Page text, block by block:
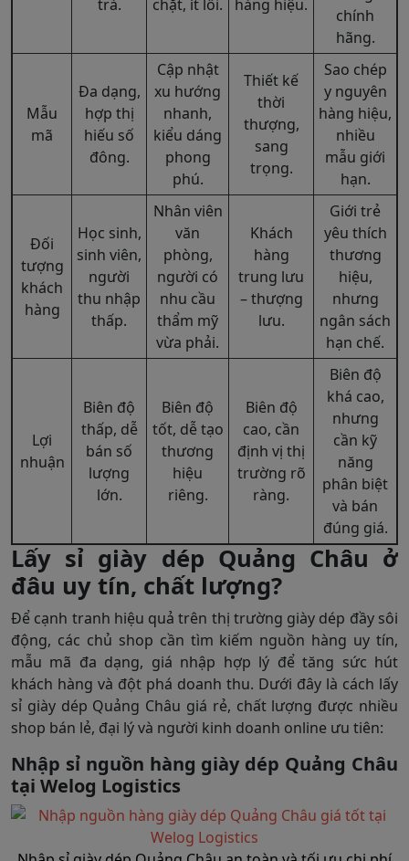
trà.
chặt, ít lỗi.
hàng hiệu.
chính
hãng.
Mẫu
mã
Đa dạng,
hợp thị
hiếu số
đông.
Cập nhật
xu hướng
nhanh,
kiểu dáng
phong
phú.
Thiết kế
thời
thượng,
sang
trọng.
Sao chép
y nguyên
hàng hiệu,
nhiều
mẫu giới
hạn.
Đối
tượng
khách
hàng
Học sinh,
sinh viên,
người
thu nhập
thấp.
Nhân viên
văn
phòng,
người có
nhu cầu
thẩm mỹ
vừa phải.
Khách
hàng
trung lưu
– thượng
lưu.
Giới trẻ
yêu thích
thương
hiệu,
nhưng
ngân sách
hạn chế.
Lợi
nhuận
Biên độ
thấp, dễ
bán số
lượng
lớn.
Biên độ
tốt, dễ tạo
thương
hiệu
riêng.
Biên độ
cao, cần
định vị thị
trường rõ
ràng.
Biên độ
khá cao,
nhưng
cần kỹ
năng
phân biệt
và bán
đúng giá.
Lấy sỉ giày dép Quảng Châu ở
đâu uy tín, chất lượng?
Để cạnh tranh hiệu quả trên thị trường giày dép đầy sôi
động, các chủ shop cần tìm kiếm nguồn hàng uy tín,
mẫu mã đa dạng, giá nhập hợp lý để tăng sức hút
khách hàng và đột phá doanh thu. Dưới đây là cách lấy
sỉ giày dép Quảng Châu giá rẻ, chất lượng được nhiều
shop bán lẻ, đại lý và người kinh doanh online ưu tiên:
Nhập sỉ nguồn hàng giày dép Quảng Châu
tại Welog Logistics